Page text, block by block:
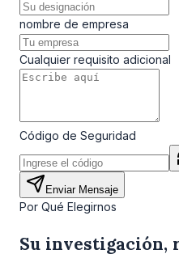
nombre de empresa
Cualquier requisito adicional
Código de Seguridad
Enviar Mensaje
Por Qué Elegirnos
Su investigación,